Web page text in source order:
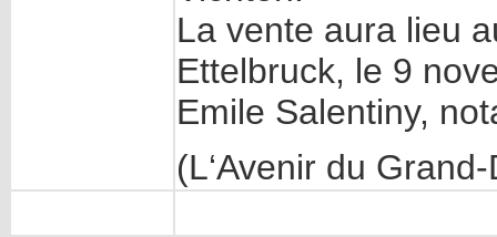
La vente aura lieu
Ettelbruck, le 9
Emile Salentiny,
(L‘Avenir du